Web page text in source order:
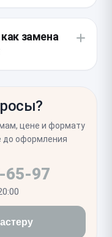
герметичный слой
разъем
вздутий, которые
замена
устройство.
сенсора и
в
цене и формату
до оформления
65-97